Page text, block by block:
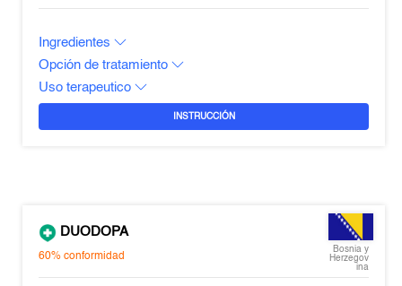
Ingredientes
Opción de tratamiento
Uso terapeutico
INSTRUCCIÓN
DUODOPA
60%conformidad
Bosnia y
Herzegov
ina